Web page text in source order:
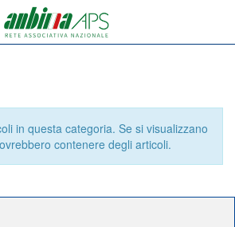
in questa categoria. Se si visualizzano
contenere degli articoli.